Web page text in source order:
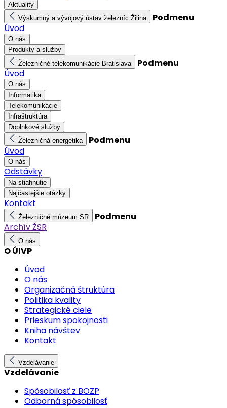
Aktuality
Výskumný a vývojový ústav železníc Žilina
Podmenu
Úvod
O nás
Produkty a služby
Železničné telekomunikácie Bratislava
Podmenu
Úvod
O nás
Informatika
Telekomunikácie
Infraštruktúra
Doplnkové služby
Železničná energetika
Podmenu
Úvod
O nás
Odstávky
Na stiahnutie
Najčastejšie otázky
Kontakt
Železničné múzeum SR
Podmenu
Archív ŽSR
O nás
O ÚIVP
Úvod
O nás
Organizačná štruktúra
Politika kvality
Strategické ciele
Prieskum spokojnosti
Kniha návštev
Kontakt
Vzdelávanie
Vzdelávanie
Spôsobilosť z BOZP
Odborná spôsobilosť